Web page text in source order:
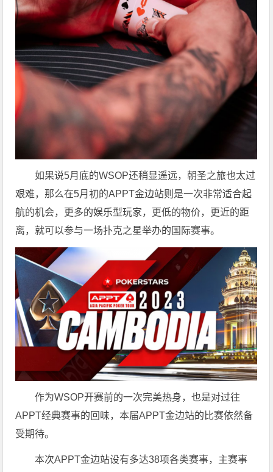
如果说5月底的WSOP还稍显遥远，朝圣之旅也太过
艰难，那么在5月初的APPT金边站则是一次非常适合起
航的机会，更多的娱乐型玩家，更低的物价，更近的距
离，就可以参与一场扑克之星举办的国际赛事。
作为WSOP开赛前的一次完美热身，也是对过往
APPT经典赛事的回味，本届APPT金边站的比赛依然备
受期待。
本次APPT金边站设有多达38项各类赛事，主赛事